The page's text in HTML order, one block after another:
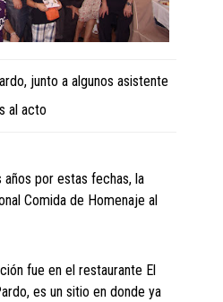
junto a algunos asistente
s al acto
por estas fechas, la
Comida de Homenaje al
fue en el restaurante El
es un sitio en donde ya